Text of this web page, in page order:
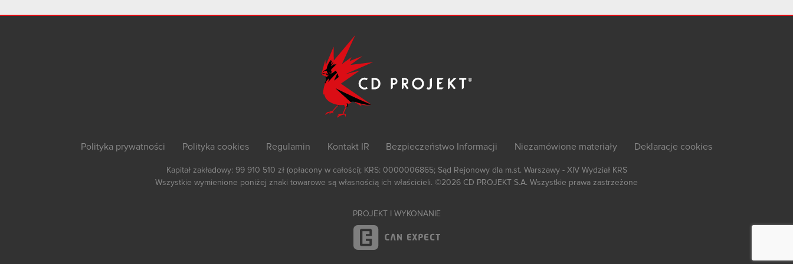
Polityka prywatności Polityka cookies Regulamin Kontakt IR Bezpieczeństwo Informacji Niezamówione materiały Deklaracje cookies
Kapitał zakładowy: 99 910 510 zł (opłacony w całości); KRS: 0000006865; Sąd Rejonowy dla m.st. Warszawy - XIV Wydział KRS
Wszystkie wymienione poniżej znaki towarowe są własnością ich właścicieli. ©2026 CD PROJEKT S.A. Wszystkie prawa zastrzeżone
PROJEKT I WYKONANIE